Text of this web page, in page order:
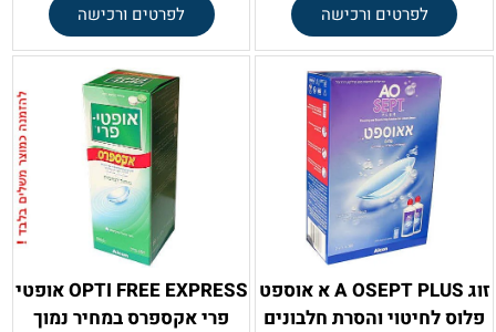
לפרטים ורכישה לפרטים ורכישה
זוג A OSEPT PLUS א אוספט
פלוס לחיטוי והסרת חלבונים
OPTI FREE EXPRESS אופטי
פרי אקספרס במחיר נמוך